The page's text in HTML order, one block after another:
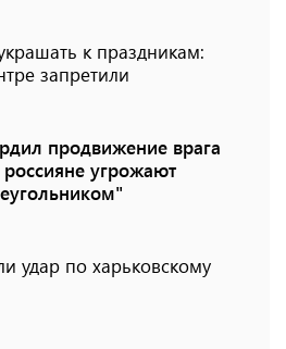
к праздникам:
запретили
продвижение врага
угрожают
удар по харьковскому